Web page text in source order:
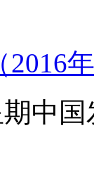
2016
中